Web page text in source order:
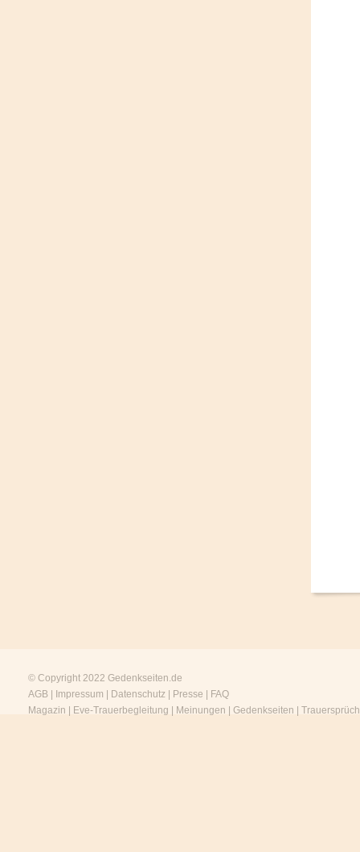
© Copyright 2022 Gedenkseiten.de
AGB
Impressum Datenschutz Presse
FAQ
Magazin
Eve-Trauerbegleitung Meinungen Gedenkseiten